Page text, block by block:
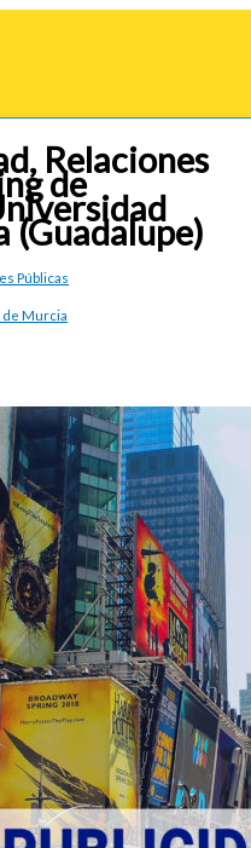
Relaciones
de
(Guadalupe)
Públicas
Murcia